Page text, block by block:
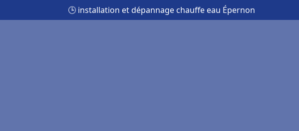
🕒 installation et dépannage chauffe eau Épernon